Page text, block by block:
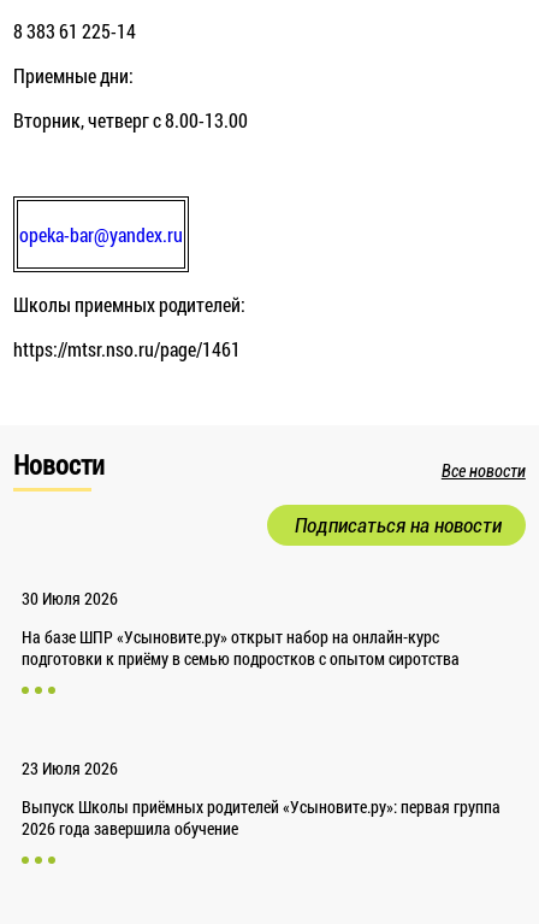
8 383 61 225-14
Приемные дни:
Вторник, четверг с 8.00-13.00
opeka-bar@yandex.ru
Школы приемных родителей:
https://mtsr.nso.ru/page/1461
Новости Все новости
Подписаться на новости
30 Июля 2026
На базе ШПР «Усыновите.ру» открыт набор на онлайн-курс
подготовки к приёму в семью подростков с опытом сиротства
23 Июля 2026
Выпуск Школы приёмных родителей «Усыновите.ру»: первая группа
2026 года завершила обучение